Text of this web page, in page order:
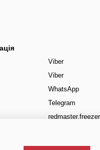
Viber
Viber
WhatsApp
Telegram
41, 02200